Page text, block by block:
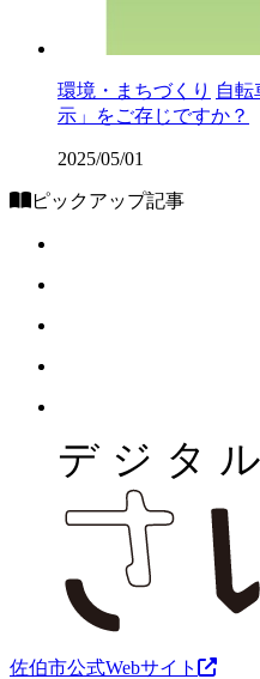
環境・まちづくり 自転
示」をご存じですか？
2025/05/01
ピックアップ記事
佐伯市公式Webサイト